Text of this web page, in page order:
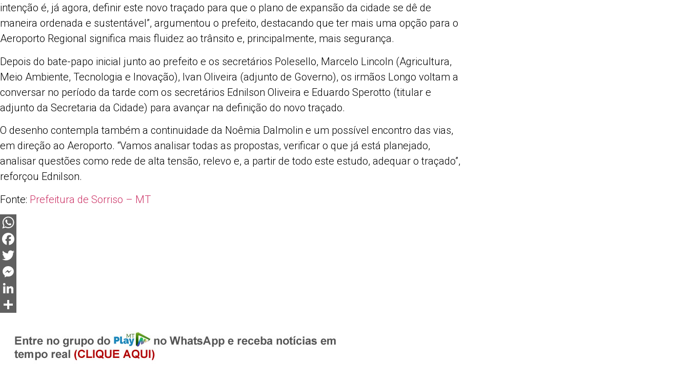
intenção é, já agora, definir este novo traçado para que o plano de expansão da cidade se dê de
maneira ordenada e sustentável”, argumentou o prefeito, destacando que ter mais uma opção para o
Aeroporto Regional significa mais fluidez ao trânsito e, principalmente, mais segurança.
Depois do bate-papo inicial junto ao prefeito e os secretários Polesello, Marcelo Lincoln (Agricultura,
Meio Ambiente, Tecnologia e Inovação), Ivan Oliveira (adjunto de Governo), os irmãos Longo voltam a
conversar no período da tarde com os secretários Ednilson Oliveira e Eduardo Sperotto (titular e
adjunto da Secretaria da Cidade) para avançar na definição do novo traçado.
O desenho contempla também a continuidade da Noêmia Dalmolin e um possível encontro das vias,
em direção ao Aeroporto. “Vamos analisar todas as propostas, verificar o que já está planejado,
analisar questões como rede de alta tensão, relevo e, a partir de todo este estudo, adequar o traçado”,
reforçou Ednilson.
Fonte: Prefeitura de Sorriso – MT
WhatsApp
Facebook
Twitter
Messenger
LinkedIn